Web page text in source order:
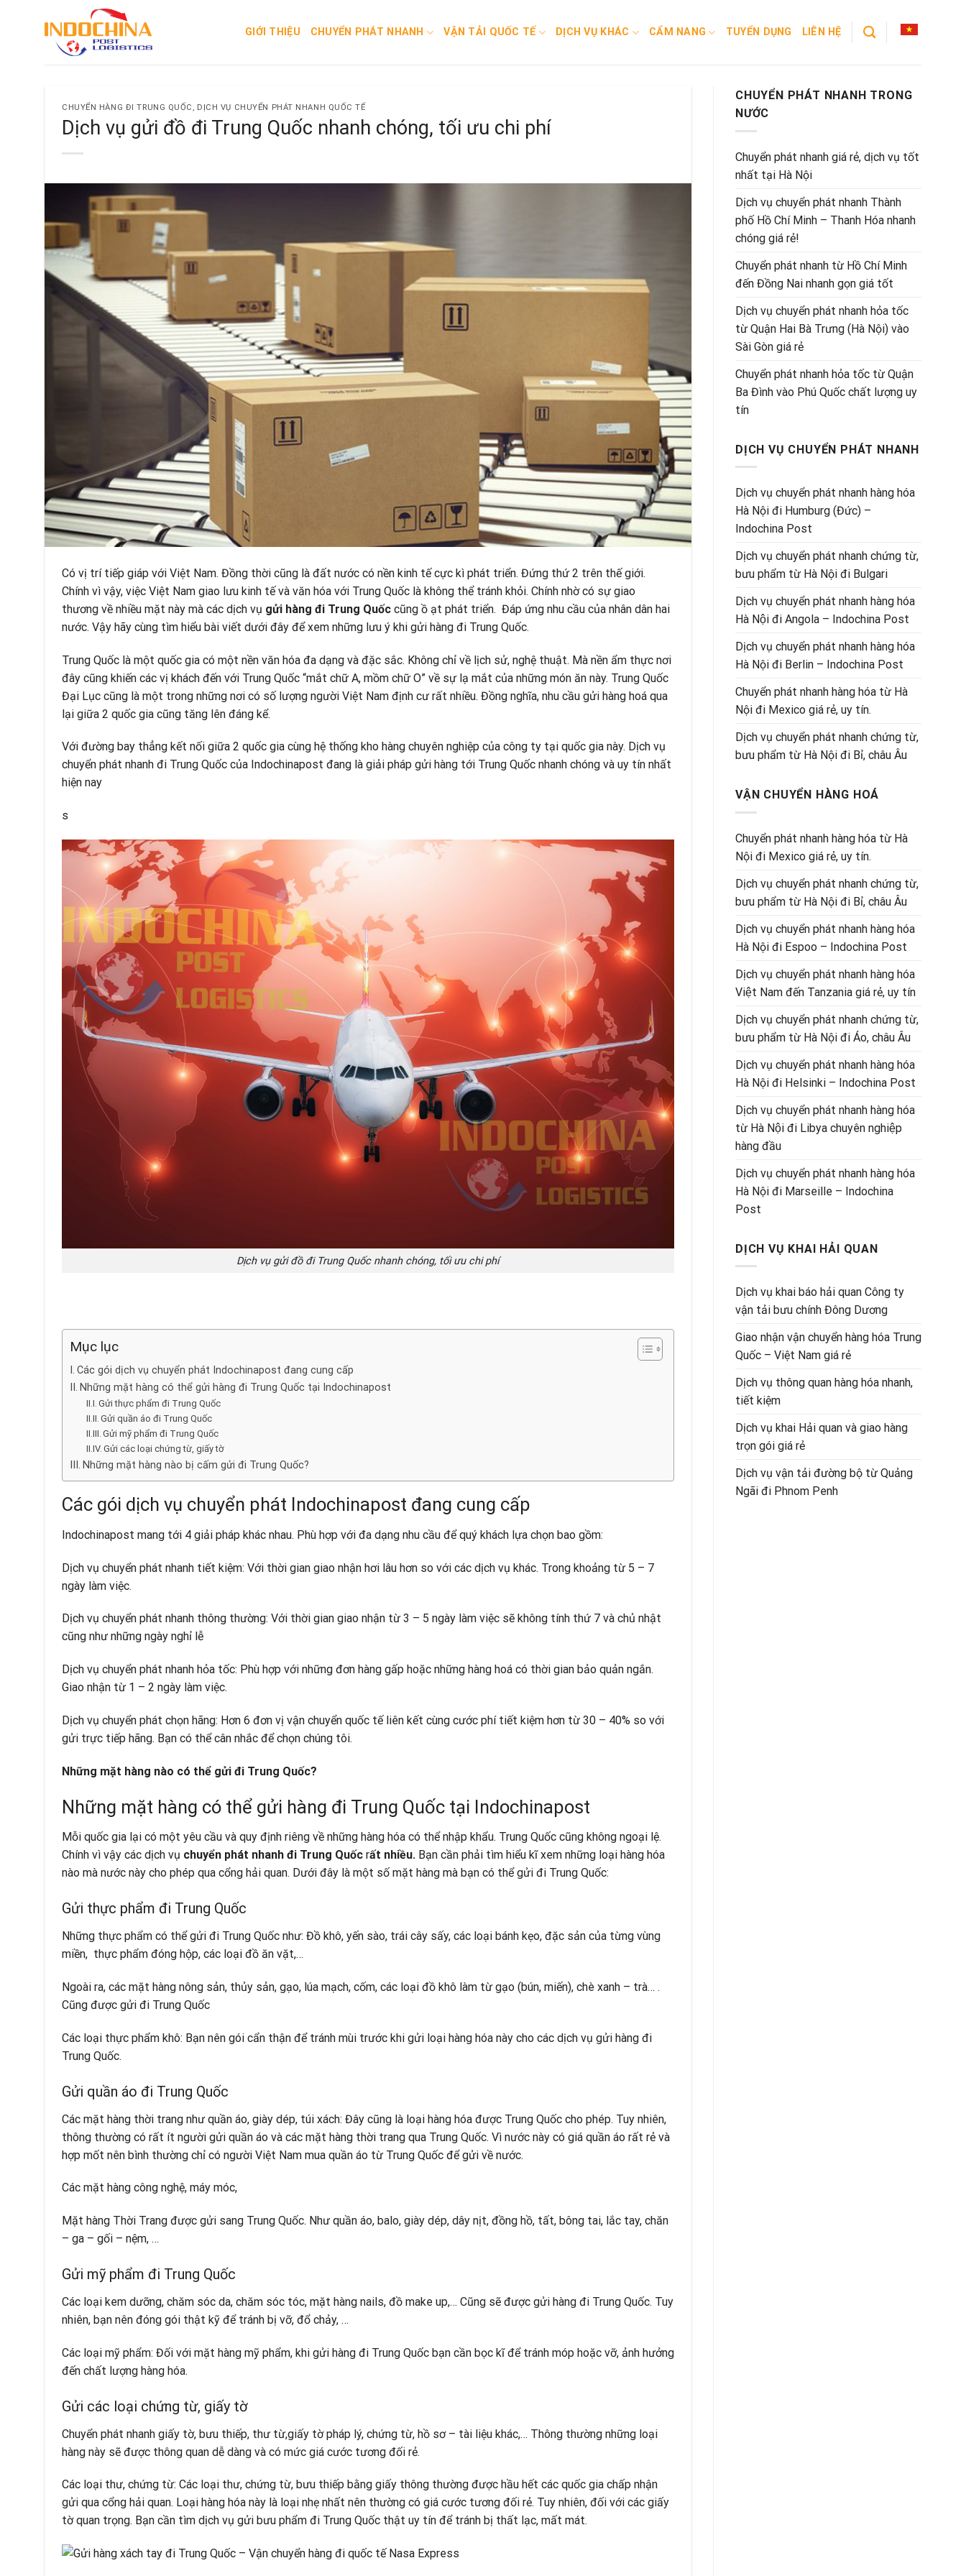
GIỚI THIỆU CHUYỂN PHÁT NHANH VẬN TẢI QUỐC TẾ DỊCH VỤ KHÁC CẨM NANG TUYỂN DỤNG LIÊN HỆ
CHUYỂN HÀNG ĐI TRUNG QUỐC , DỊCH VỤ CHUYỂN PHÁT NHANH QUỐC TẾ
Dịch vụ gửi đồ đi Trung Quốc nhanh chóng, tối ưu chi phí
Có vị trí tiếp giáp với Việt Nam. Đồng thời cũng là đất nước có nền kinh tế cực kì phát triển. Đứng thứ 2 trên thế giới.
Chính vì vậy, việc Việt Nam giao lưu kinh tế và văn hóa với Trung Quốc là không thể tránh khỏi. Chính nhờ có sự giao
thương về nhiều mặt này mà các dịch vụ gửi hàng đi Trung Quốc cũng ồ ạt phát triển. Đáp ứng nhu cầu của nhân dân hai
nước. Vậy hãy cùng tìm hiểu bài viết dưới đây để xem những lưu ý khi gửi hàng đi Trung Quốc.
Trung Quốc là một quốc gia có một nền văn hóa đa dạng và đặc sắc. Không chỉ về lịch sử, nghệ thuật. Mà nền ẩm thực nơi
đây cũng khiến các vị khách đến với Trung Quốc “mắt chữ A, mồm chữ O” về sự lạ mắt của những món ăn này. Trung Quốc
Đại Lục cũng là một trong những nơi có số lượng người Việt Nam định cư rất nhiều. Đồng nghĩa, nhu cầu gửi hàng hoá qua
lại giữa 2 quốc gia cũng tăng lên đáng kể.
Với đường bay thẳng kết nối giữa 2 quốc gia cùng hệ thống kho hàng chuyên nghiệp của công ty tại quốc gia này. Dịch vụ
chuyển phát nhanh đi Trung Quốc của Indochinapost đang là giải pháp gửi hàng tới Trung Quốc nhanh chóng và uy tín nhất
hiện nay
s
Dịch vụ gửi đồ đi Trung Quốc nhanh chóng, tối ưu chi phí
Mục lục
Các gói dịch vụ chuyển phát Indochinapost đang cung cấp
Những mặt hàng có thể gửi hàng đi Trung Quốc tại Indochinapost
Gửi thực phẩm đi Trung Quốc
Gửi quần áo đi Trung Quốc
Gửi mỹ phẩm đi Trung Quốc
Gửi các loại chứng từ, giấy tờ
Những mặt hàng nào bị cấm gửi đi Trung Quốc?
Các gói dịch vụ chuyển phát Indochinapost đang cung cấp
Indochinapost mang tới 4 giải pháp khác nhau. Phù hợp với đa dạng nhu cầu để quý khách lựa chọn bao gồm:
Dịch vụ chuyển phát nhanh tiết kiệm: Với thời gian giao nhận hơi lâu hơn so với các dịch vụ khác. Trong khoảng từ 5 – 7
ngày làm việc.
Dịch vụ chuyển phát nhanh thông thường: Với thời gian giao nhận từ 3 – 5 ngày làm việc sẽ không tính thứ 7 và chủ nhật
cũng như những ngày nghỉ lễ
Dịch vụ chuyển phát nhanh hỏa tốc: Phù hợp với những đơn hàng gấp hoặc những hàng hoá có thời gian bảo quản ngắn.
Giao nhận từ 1 – 2 ngày làm việc.
Dịch vụ chuyển phát chọn hãng: Hơn 6 đơn vị vận chuyển quốc tế liên kết cùng cước phí tiết kiệm hơn từ 30 – 40% so với
gửi trực tiếp hãng. Bạn có thể cân nhắc để chọn chúng tôi.
Những mặt hàng nào có thể gửi đi Trung Quốc?
Những mặt hàng có thể gửi hàng đi Trung Quốc tại Indochinapost
Mỗi quốc gia lại có một yêu cầu và quy định riêng về những hàng hóa có thể nhập khẩu. Trung Quốc cũng không ngoại lệ.
Chính vì vậy các dịch vụ chuyển phát nhanh đi Trung Quốc rất nhiều. Bạn cần phải tìm hiểu kĩ xem những loại hàng hóa
nào mà nước này cho phép qua cổng hải quan. Dưới đây là một số mặt hàng mà bạn có thể gửi đi Trung Quốc:
Gửi thực phẩm đi Trung Quốc
Những thực phẩm có thể gửi đi Trung Quốc như: Đồ khô, yến sào, trái cây sấy, các loại bánh kẹo, đặc sản của từng vùng
miền, thực phẩm đóng hộp, các loại đồ ăn vặt,…
Ngoài ra, các mặt hàng nông sản, thủy sản, gạo, lúa mạch, cốm, các loại đồ khô làm từ gạo (bún, miến), chè xanh – trà… .
Cũng được gửi đi Trung Quốc
Các loại thực phẩm khô: Bạn nên gói cẩn thận để tránh mùi trước khi gửi loại hàng hóa này cho các dịch vụ gửi hàng đi
Trung Quốc.
Gửi quần áo đi Trung Quốc
Các mặt hàng thời trang như quần áo, giày dép, túi xách: Đây cũng là loại hàng hóa được Trung Quốc cho phép. Tuy nhiên,
thông thường có rất ít người gửi quần áo và các mặt hàng thời trang qua Trung Quốc. Vì nước này có giá quần áo rất rẻ và
hợp mốt nên bình thường chỉ có người Việt Nam mua quần áo từ Trung Quốc để gửi về nước.
Các mặt hàng công nghệ, máy móc,
Mặt hàng Thời Trang được gửi sang Trung Quốc. Như quần áo, balo, giày dép, dây nịt, đồng hồ, tất, bông tai, lắc tay, chăn
– ga – gối – nệm, …
Gửi mỹ phẩm đi Trung Quốc
Các loại kem dưỡng, chăm sóc da, chăm sóc tóc, mặt hàng nails, đồ make up,… Cũng sẽ được gửi hàng đi Trung Quốc. Tuy
nhiên, bạn nên đóng gói thật kỹ để tránh bị vỡ, đổ chảy, …
Các loại mỹ phẩm: Đối với mặt hàng mỹ phẩm, khi gửi hàng đi Trung Quốc bạn cần bọc kĩ để tránh móp hoặc vỡ, ảnh hưởng
đến chất lượng hàng hóa.
Gửi các loại chứng từ, giấy tờ
Chuyển phát nhanh giấy tờ, bưu thiếp, thư từ,giấy tờ pháp lý, chứng từ, hồ sơ – tài liệu khác,… Thông thường những loại
hàng này sẽ được thông quan dễ dàng và có mức giá cước tương đối rẻ.
Các loại thư, chứng từ: Các loại thư, chứng từ, bưu thiếp bằng giấy thông thường được hầu hết các quốc gia chấp nhận
gửi qua cổng hải quan. Loại hàng hóa này là loại nhẹ nhất nên thường có giá cước tương đối rẻ. Tuy nhiên, đối với các giấy
tờ quan trọng. Bạn cần tìm dịch vụ gửi bưu phẩm đi Trung Quốc thật uy tín để tránh bị thất lạc, mất mát.
CHUYỂN PHÁT NHANH TRONG
NƯỚC
Chuyển phát nhanh giá rẻ, dịch vụ tốt
nhất tại Hà Nội
Dịch vụ chuyển phát nhanh Thành
phố Hồ Chí Minh – Thanh Hóa nhanh
chóng giá rẻ!
Chuyển phát nhanh từ Hồ Chí Minh
đến Đồng Nai nhanh gọn giá tốt
Dịch vụ chuyển phát nhanh hỏa tốc
từ Quận Hai Bà Trưng (Hà Nội) vào
Sài Gòn giá rẻ
Chuyển phát nhanh hỏa tốc từ Quận
Ba Đình vào Phú Quốc chất lượng uy
tín
DỊCH VỤ CHUYỂN PHÁT NHANH
Dịch vụ chuyển phát nhanh hàng hóa
Hà Nội đi Humburg (Đức) –
Indochina Post
Dịch vụ chuyển phát nhanh chứng từ,
bưu phẩm từ Hà Nội đi Bulgari
Dịch vụ chuyển phát nhanh hàng hóa
Hà Nội đi Angola – Indochina Post
Dịch vụ chuyển phát nhanh hàng hóa
Hà Nội đi Berlin – Indochina Post
Chuyển phát nhanh hàng hóa từ Hà
Nội đi Mexico giá rẻ, uy tín.
Dịch vụ chuyển phát nhanh chứng từ,
bưu phẩm từ Hà Nội đi Bỉ, châu Âu
VẬN CHUYỂN HÀNG HOÁ
Chuyển phát nhanh hàng hóa từ Hà
Nội đi Mexico giá rẻ, uy tín.
Dịch vụ chuyển phát nhanh chứng từ,
bưu phẩm từ Hà Nội đi Bỉ, châu Âu
Dịch vụ chuyển phát nhanh hàng hóa
Hà Nội đi Espoo – Indochina Post
Dịch vụ chuyển phát nhanh hàng hóa
Việt Nam đến Tanzania giá rẻ, uy tín
Dịch vụ chuyển phát nhanh chứng từ,
bưu phẩm từ Hà Nội đi Áo, châu Âu
Dịch vụ chuyển phát nhanh hàng hóa
Hà Nội đi Helsinki – Indochina Post
Dịch vụ chuyển phát nhanh hàng hóa
từ Hà Nội đi Libya chuyên nghiệp
hàng đầu
Dịch vụ chuyển phát nhanh hàng hóa
Hà Nội đi Marseille – Indochina
Post
DỊCH VỤ KHAI HẢI QUAN
Dịch vụ khai báo hải quan Công ty
vận tải bưu chính Đông Dương
Giao nhận vận chuyển hàng hóa Trung
Quốc – Việt Nam giá rẻ
Dịch vụ thông quan hàng hóa nhanh,
tiết kiệm
Dịch vụ khai Hải quan và giao hàng
trọn gói giá rẻ
Dịch vụ vận tải đường bộ từ Quảng
Ngãi đi Phnom Penh